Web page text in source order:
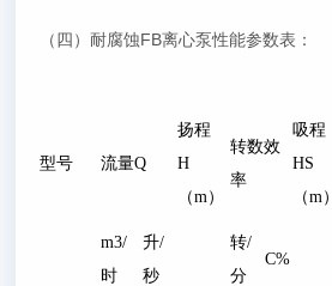
（四）耐腐蚀FB离心泵性能参数表：
型号 流量Q
扬程
H
（m）
转数效
率
吸程
HS
（m）
m3/
时
升/
秒
转/
分
C%